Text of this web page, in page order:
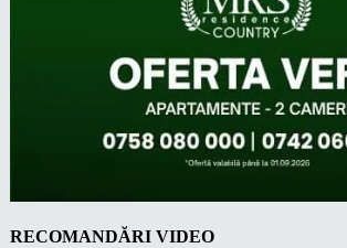
RECOMANDĂRI VIDEO